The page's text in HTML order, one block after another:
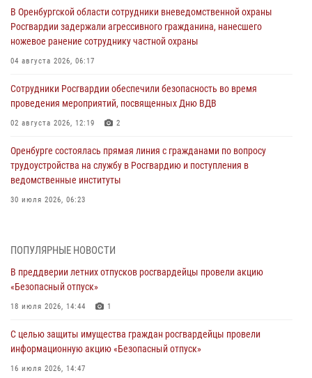
В Оренбургской области сотрудники вневедомственной охраны
Росгвардии задержали агрессивного гражданина, нанесшего
ножевое ранение сотруднику частной охраны
04 августа 2026, 06:17
Сотрудники Росгвардии обеспечили безопасность во время
проведения мероприятий, посвященных Дню ВДВ
02 августа 2026, 12:19 2
Оренбурге состоялась прямая линия с гражданами по вопросу
трудоустройства на службу в Росгвардию и поступления в
ведомственные институты
30 июля 2026, 06:23
28 июля 2026, 09:58 1
Росгвардейцы обеспечили правопорядок на праздновании Дня
ВМФ в Оренбурге
27 июля 2026, 09:41 2
Росгвардейцы предотвратили трагедию: спасен мужчина в тяжелой
жизненной ситуации (ВИДЕО)
26 июля 2026, 10:09
ПОПУЛЯРНЫЕ НОВОСТИ
В преддверии летних отпусков росгвардейцы провели акцию
«Безопасный отпуск»
18 июля 2026, 14:44 1
С целью защиты имущества граждан росгвардейцы провели
информационную акцию «Безопасный отпуск»
16 июля 2026, 14:47